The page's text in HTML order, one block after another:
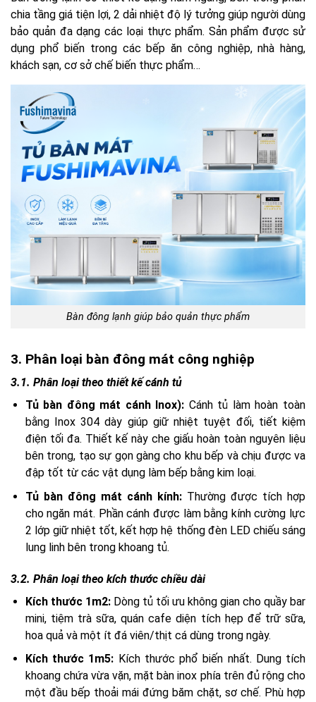
chia tầng giá tiện lợi, 2 dải nhiệt độ lý tưởng giúp người dùng
bảo quản đa dạng các loại thực phẩm. Sản phẩm được sử
dụng phổ biến trong các bếp ăn công nghiệp, nhà hàng,
khách sạn, cơ sở chế biến thực phẩm…
Bàn đông lạnh giúp bảo quản thực phẩm
3. Phân loại bàn đông mát công nghiệp
3.1. Phân loại theo thiết kế cánh tủ
Tủ bàn đông mát cánh Inox): Cánh tủ làm hoàn toàn
bằng Inox 304 dày giúp giữ nhiệt tuyệt đối, tiết kiệm
điện tối đa. Thiết kế này che giấu hoàn toàn nguyên liệu
bên trong, tạo sự gọn gàng cho khu bếp và chịu được va
đập tốt từ các vật dụng làm bếp bằng kim loại.
Tủ bàn đông mát cánh kính:Thường được tích hợp
cho ngăn mát. Phần cánh được làm bằng kính cường lực
2 lớp giữ nhiệt tốt, kết hợp hệ thống đèn LED chiếu sáng
lung linh bên trong khoang tủ.
3.2. Phân loại theo kích thước chiều dài
Kích thước 1m2:Dòng tủ tối ưu không gian cho quầy bar
mini, tiệm trà sữa, quán cafe diện tích hẹp để trữ sữa,
hoa quả và một ít đá viên/thịt cá dùng trong ngày.
Kích thước 1m5: Kích thước phổ biến nhất. Dung tích
khoang chứa vừa vặn, mặt bàn inox phía trên đủ rộng cho
một đầu bếp thoải mái đứng băm chặt, sơ chế. Phù hợp